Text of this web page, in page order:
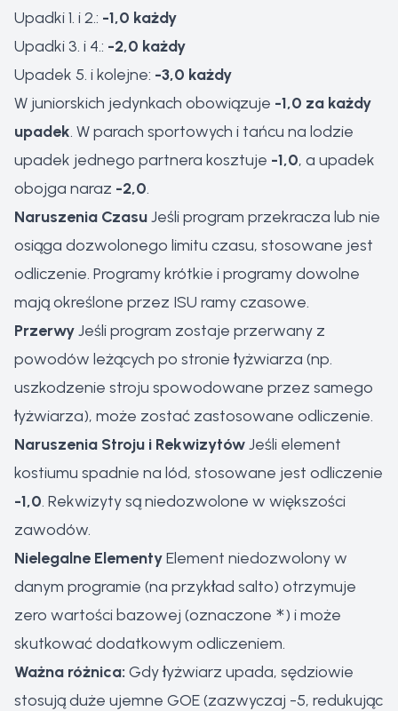
Upadki 1. i 2.: -1,0 każdy
Upadki 3. i 4.: -2,0 każdy
Upadek 5. i kolejne: -3,0 każdy
W juniorskich jedynkach obowiązuje -1,0 za każdy
upadek. W parach sportowych i tańcu na lodzie
upadek jednego partnera kosztuje -1,0, a upadek
obojga naraz -2,0.
Naruszenia CzasuJeśli program przekracza lub nie
osiąga dozwolonego limitu czasu, stosowane jest
odliczenie. Programy krótkie i programy dowolne
mają określone przez ISU ramy czasowe.
PrzerwyJeśli program zostaje przerwany z
powodów leżących po stronie łyżwiarza (np.
uszkodzenie stroju spowodowane przez samego
łyżwiarza), może zostać zastosowane odliczenie.
Naruszenia Stroju i RekwizytówJeśli element
kostiumu spadnie na lód, stosowane jest odliczenie
-1,0. Rekwizyty są niedozwolone w większości
zawodów.
Nielegalne ElementyElement niedozwolony w
danym programie (na przykład salto) otrzymuje
zero wartości bazowej (oznaczone *) i może
skutkować dodatkowym odliczeniem.
Ważna różnica: Gdy łyżwiarz upada, sędziowie
stosują duże ujemne GOE (zazwyczaj -5, redukując